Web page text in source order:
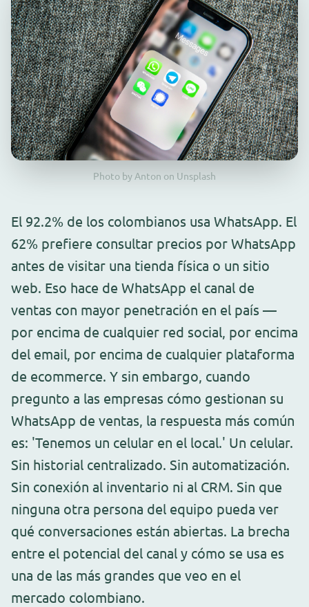
Photo by Anton on Unsplash
El 92.2% de los colombianos usa WhatsApp. El
62% prefiere consultar precios por WhatsApp
antes de visitar una tienda física o un sitio
web. Eso hace de WhatsApp el canal de
ventas con mayor penetración en el país —
por encima de cualquier red social, por encima
del email, por encima de cualquier plataforma
de ecommerce. Y sin embargo, cuando
pregunto a las empresas cómo gestionan su
WhatsApp de ventas, la respuesta más común
es: 'Tenemos un celular en el local.' Un celular.
Sin historial centralizado. Sin automatización.
Sin conexión al inventario ni al CRM. Sin que
ninguna otra persona del equipo pueda ver
qué conversaciones están abiertas. La brecha
entre el potencial del canal y cómo se usa es
una de las más grandes que veo en el
mercado colombiano.